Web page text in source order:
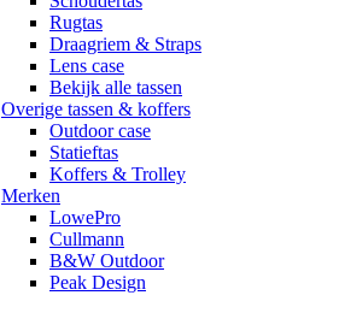
Rugtas
Draagriem & Straps
Lens case
Bekijk alle tassen
Overige tassen & koffers
Outdoor case
Statieftas
Koffers & Trolley
Merken
LowePro
Cullmann
B&W Outdoor
Peak Design